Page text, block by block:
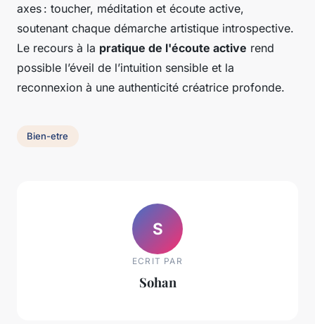
axes : toucher, méditation et écoute active,
soutenant chaque démarche artistique introspective.
Le recours à la pratique de l'écoute active rend
possible l’éveil de l’intuition sensible et la
reconnexion à une authenticité créatrice profonde.
Bien-etre
S
ECRIT PAR
Sohan